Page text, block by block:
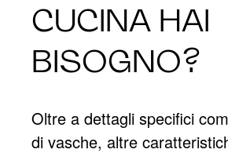
CUCINA HAI
BISOGNO?
Oltre a dettagli specifici
di vasche, altre